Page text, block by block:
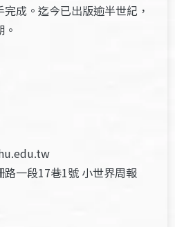
成。迄今已出版逾半世紀，
一段17巷1號 小世界周報